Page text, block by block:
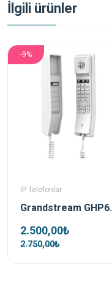
İlgili ürünler
-9%
IP Telefonlar
2.500,00₺
2.750,00₺